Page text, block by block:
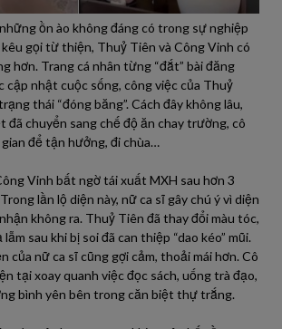
ồn ào không đáng có trong sự nghiệp
gọi từ thiện, Thuỷ Tiên và Công Vinh có
hơn. Trang cá nhân từng “đắt” bài đăng
cập nhật cuộc sống, công việc của Thuỷ
thái “đóng băng”. Cách đây không lâu,
đã chuyển sang chế độ ăn chay trường, cô
để tận hưởng, đi chùa…
Vinh bất ngờ tái xuất MXH sau hơn 3
lần lộ diện này, nữ ca sĩ gây chú ý vì diện
không ra. Thuỷ Tiên đã thay đổi màu tóc,
sau khi bị soi đã can thiệp “dao kéo” mũi.
của nữ ca sĩ cũng gợi cảm, thoải mái hơn. Cô
tại xoay quanh việc đọc sách, uống trà đạo,
bình yên bên trong căn biệt thự trắng.